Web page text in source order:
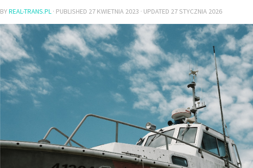
BYREAL-TRANS.PL · PUBLISHED 27 KWIETNIA 2023 · UPDATED 27 STYCZNIA 2026